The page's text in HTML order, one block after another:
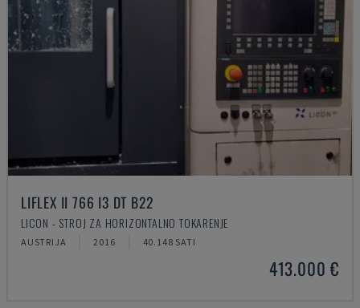
LIFLEX II 766 I3 DT B22
LICON - STROJ ZA HORIZONTALNO TOKARENJE
AUSTRIJA 2016 40.148 SATI
413.000 €